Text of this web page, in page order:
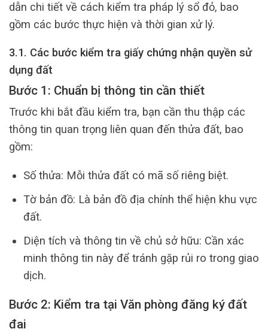
dẫn chi tiết về cách kiểm tra pháp lý sổ đỏ, bao
gồm các bước thực hiện và thời gian xử lý.
3.1. Các bước kiểm tra giấy chứng nhận quyền sử
dụng đất
Bước 1: Chuẩn bị thông tin cần thiết
Trước khi bắt đầu kiểm tra, bạn cần thu thập các
thông tin quan trọng liên quan đến thửa đất, bao
gồm:
Số thửa: Mỗi thửa đất có mã số riêng biệt.
Tờ bản đồ: Là bản đồ địa chính thể hiện khu vực
đất.
Diện tích và thông tin về chủ sở hữu: Cần xác
minh thông tin này để tránh gặp rủi ro trong giao
dịch.
Bước 2: Kiểm tra tại Văn phòng đăng ký đất
đai